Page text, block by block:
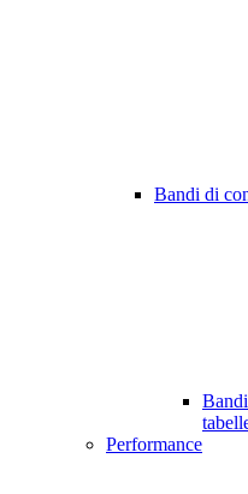
Bandi di
Performance